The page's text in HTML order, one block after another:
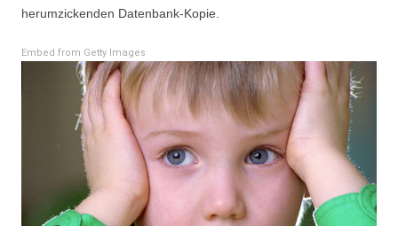
herumzickenden Datenbank-Kopie.
Embed from Getty Images